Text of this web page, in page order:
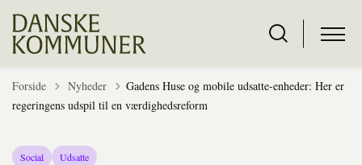
Forside Tilbage til
Nyheder
Gadens Huse og mobile udsatte-enheder: Her er
regeringens udspil til en værdighedsreform
Social Udsatte